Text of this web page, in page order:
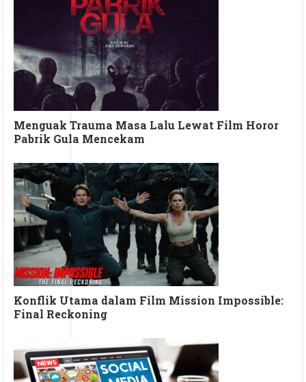
Menguak Trauma Masa Lalu Lewat Film Horor
Pabrik Gula Mencekam
Konflik Utama dalam Film Mission Impossible:
Final Reckoning